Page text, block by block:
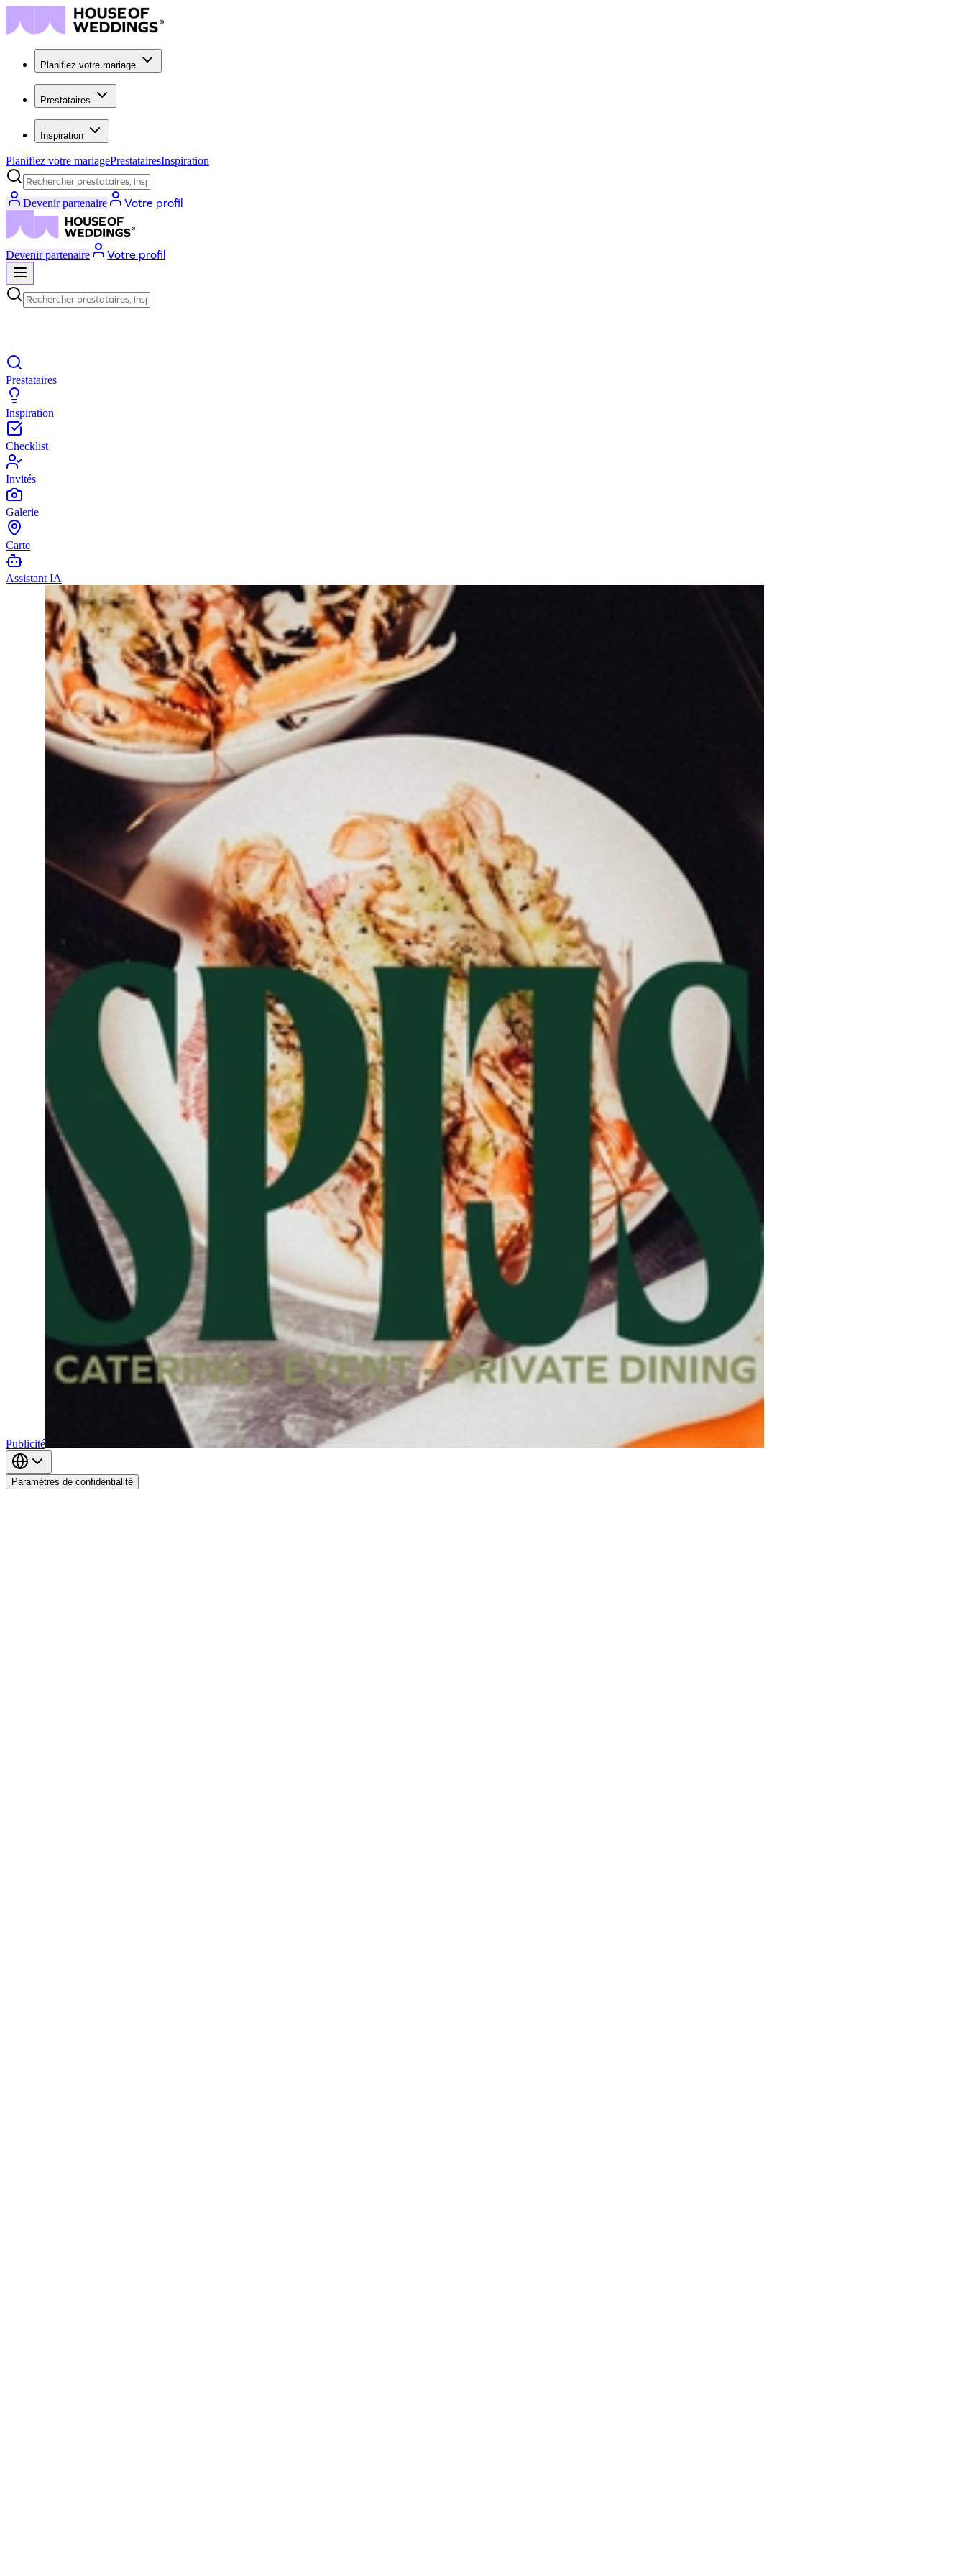
Planifiez votre mariage
Prestataires
Inspiration
Planifiez votre mariagePrestatairesInspiration
Rechercher prestataires, inspiration...
Devenir partenaire Votre profil
Devenir partenaire Votre profil
Rechercher prestataires, inspiration...
Prestataires
Inspiration
Checklist
Invités
Galerie
Carte
Assistant IA
Publicité
Paramètres de confidentialité